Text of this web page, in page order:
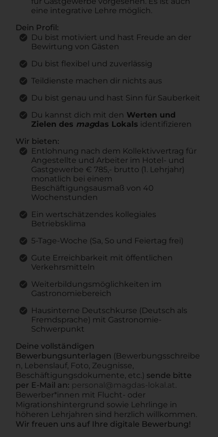
eine integrative Lehre möglich.
Dein Profil:
Du bist motiviert und hast Freude an der
Bewirtung von Gästen
Du bist flexibel und zuverlässig
Teildienste machen dir nichts aus
Du bist genau und hast Sinn für Sauberkeit
Du kannst dich mit den Werten und
Zielen des magdas Lokals identifizieren
Wir bieten:
Entlohnung nach dem Kollektivvertrag für
Angestellte und Arbeiter im Hotel- und
Gastgewerbe € 785,- brutto (1. Lehrjahr)
monatlich bei einem
Beschäftigungsausmaß von 40
Wochenstunden
Ein wertschätzendes kollegiales
Betriebsklima
5-Tage-Woche (Sa, So und Feiertag frei)
Gute Erreichbarkeit mit öffentlichen
Verkehrsmitteln
Weiterbildungsmöglichkeiten im
Gastronomiebereich
Hausinterne Deutschkurse (Deutsch als
Fremdsprache) mit Gastronomie-
Schwerpunkt
Deine vollständigen
Bewerbungsunterlagen (Bewerbungsschreibe
n, Lebenslauf, Foto, Zeugnisse,
Beschäftigungsdokumente, etc.) sende bitte
per E-Mail an: personal@magdas-lokal.at.
Bewerber*innen mit Flucht- oder
Migrationshintergrund sowie Lehrlinge in
höheren Lehrjahren sind herzlich willkommen.
Wir freuen uns auf Ihre digitale Bewerbung!